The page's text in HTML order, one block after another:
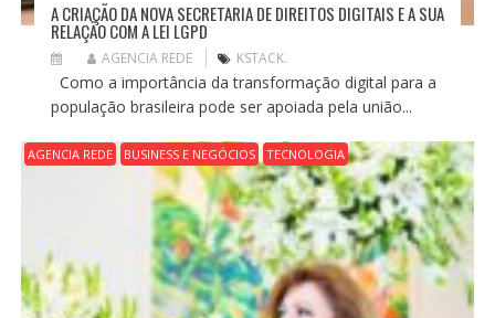
A CRIAÇÃO DA NOVA SECRETARIA DE DIREITOS DIGITAIS E A SUA
RELAÇÃO COM A LEI LGPD
AGENCIA REDE KSTACK.
Como a importância da transformação digital para a
população brasileira pode ser apoiada pela união...
AGENCIA REDE BUSINESS E NEGÓCIOS TECNOLOGIA